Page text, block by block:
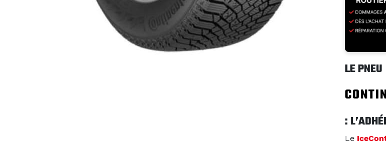
LE PNEU
:
Le